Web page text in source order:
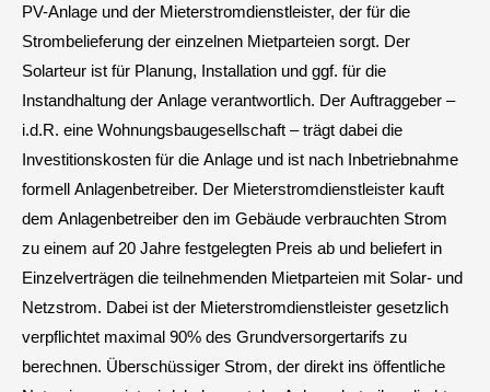
PV-Anlage und der Mieterstromdienstleister, der für die
Strombelieferung der einzelnen Mietparteien sorgt. Der
Solarteur ist für Planung, Installation und ggf. für die
Instandhaltung der Anlage verantwortlich. Der Auftraggeber –
i.d.R. eine Wohnungsbaugesellschaft – trägt dabei die
Investitionskosten für die Anlage und ist nach Inbetriebnahme
formell Anlagenbetreiber. Der Mieterstromdienstleister kauft
dem Anlagenbetreiber den im Gebäude verbrauchten Strom
zu einem auf 20 Jahre festgelegten Preis ab und beliefert in
Einzelverträgen die teilnehmenden Mietparteien mit Solar- und
Netzstrom. Dabei ist der Mieterstromdienstleister gesetzlich
verpflichtet maximal 90% des Grundversorgertarifs zu
berechnen. Überschüssiger Strom, der direkt ins öffentliche